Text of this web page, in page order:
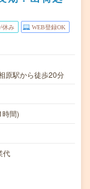
休み WEB登録OK
原駅から徒歩20分
間)
代